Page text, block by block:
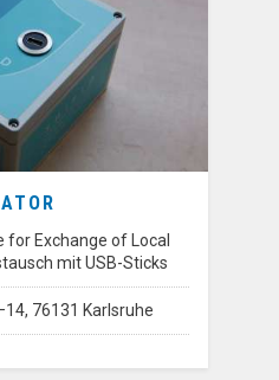
Exchange of Local
mit USB-Sticks
76131 Karlsruhe